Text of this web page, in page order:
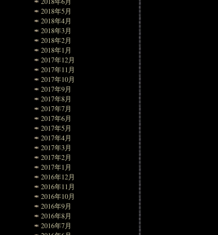
2018年5月
2018年4月
2018年3月
2018年2月
2018年1月
2017年12月
2017年11月
2017年10月
2017年9月
2017年8月
2017年7月
2017年6月
2017年5月
2017年4月
2017年3月
2017年2月
2017年1月
2016年12月
2016年11月
2016年10月
2016年9月
2016年8月
2016年7月